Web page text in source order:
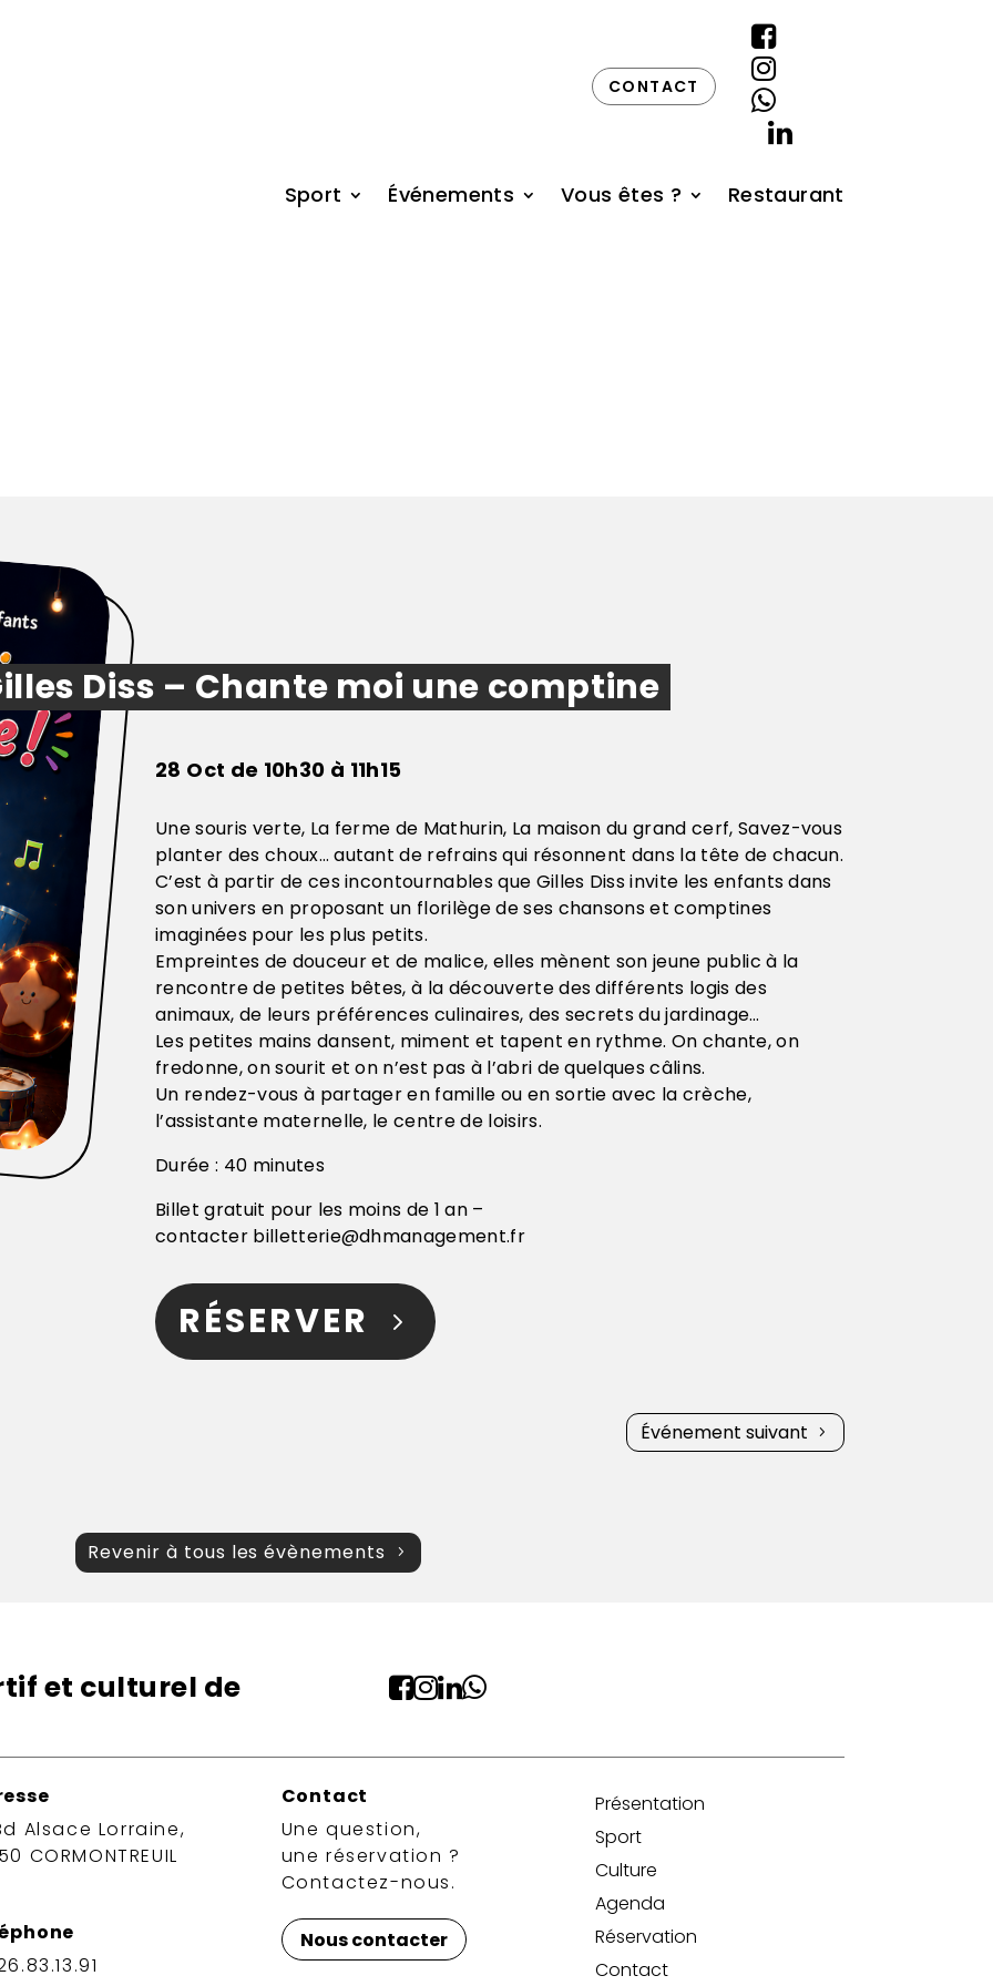
CONTACT




Sport Événements Vous êtes ? Restaurant
Diss – Chante moi une comptine
28 Oct de 10h30 à 11h15
Une souris verte, La ferme de Mathurin, La maison du grand cerf, Savez-vous
planter des choux… autant de refrains qui résonnent dans la tête de chacun.
C’est à partir de ces incontournables que Gilles Diss invite les enfants dans
son univers en proposant un florilège de ses chansons et comptines
imaginées pour les plus petits.
Empreintes de douceur et de malice, elles mènent son jeune public à la
rencontre de petites bêtes, à la découverte des différents logis des
animaux, de leurs préférences culinaires, des secrets du jardinage…
Les petites mains dansent, miment et tapent en rythme. On chante, on
fredonne, on sourit et on n’est pas à l’abri de quelques câlins.
Un rendez-vous à partager en famille ou en sortie avec la crèche,
l’assistante maternelle, le centre de loisirs.
Durée : 40 minutes
Billet gratuit pour les moins de 1 an –
contacter billetterie@dhmanagement.fr
RÉSERVER
Événement suivant
Revenir à tous les évènements
et culturel de 
Alsace Lorraine,
CORMONTREUIL
Contact
Une question,
une réservation ?
Contactez-nous.
Nous contacter
Présentation
Sport
Culture
Agenda
Réservation
Contact